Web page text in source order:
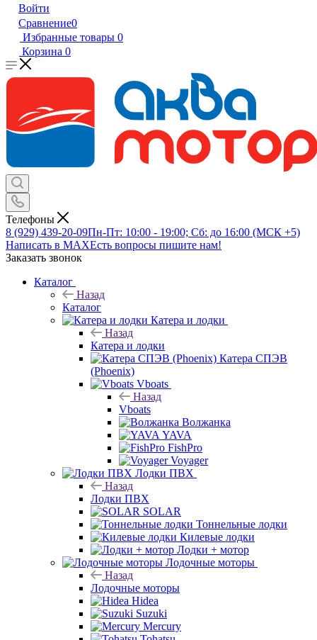
Войти
Сравнение0
Избранные товары 0
Корзина 0
Телефоны
8 (929) 439-20-09Пн-Пт: 10:00 - 19:00; Сб: до 16:00 (МСК +5)
Написать в MAXЕсть вопросы пишите нам!
Заказать звонок
Каталог
Назад
Каталог
Катера и лодки
Назад
Катера и лодки
Катера СПЭВ
(Phoenix)
Vboats
Назад
Vboats
Волжанка
YAVA
FishPro
Voyager
Лодки ПВХ
Назад
Лодки ПВХ
SOLAR
Тоннельные лодки
Килевые лодки
Лодки + мотор
Лодочные моторы
Назад
Лодочные моторы
Hidea
Suzuki
Mercury